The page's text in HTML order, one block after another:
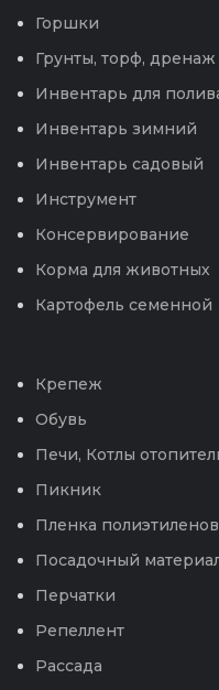
Горшки
Грунты, торф, дренаж
Инвентарь для
Инвентарь зимний
Инвентарь садовый
Инструмент
Консервирование
Корма для животных
Картофель семенной
Крепеж
Обувь
Печи, Котлы
Пикник
Пленка
Посадочный
Перчатки
Репеллент
Рассада